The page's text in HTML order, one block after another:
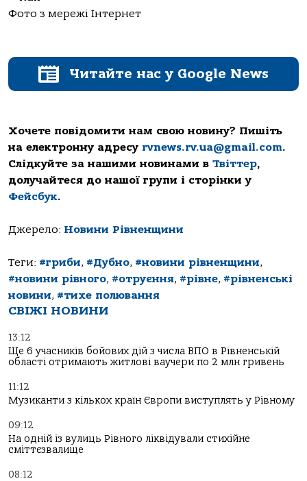
Фото з мережі Інтернет
Читайте нас у Google News
Хочете повідомити нам свою новину? Пишіть
на електронну адресу rvnews.rv.ua@gmail.com.
Слідкуйте за нашими новинами в Твіттер,
долучайтеся до нашої групи і сторінки у
Фейсбук.
Джерело: Новини Рівненщини
Теги: #гриби, #Дубно, #новини рівненщини,
#новини рівного, #отруєння, #рівне, #рівненські
новини, #тихе полювання
СВІЖІ НОВИНИ
13:12
Ще 6 учасників бойових дій з числа ВПО в Рівненській
області отримають житлові ваучери по 2 млн гривень
11:12
Музиканти з кількох країн Європи виступлять у Рівному
09:12
На одній із вулиць Рівного ліквідували стихійне
сміттєзвалище
08:12